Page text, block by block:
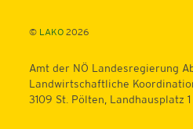
© LAKO2026
Amt der NÖ Landesregierung
Landwirtschaftliche
3109 St. Pölten, Landhausplatz 1